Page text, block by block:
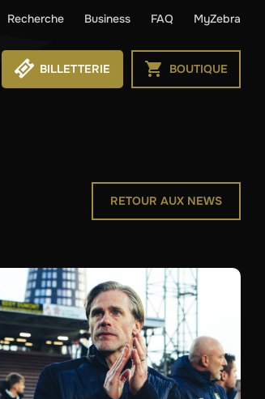
Recherche Business FAQ MyZebra
BILLETTERIE BOUTIQUE
RETOUR AUX NEWS